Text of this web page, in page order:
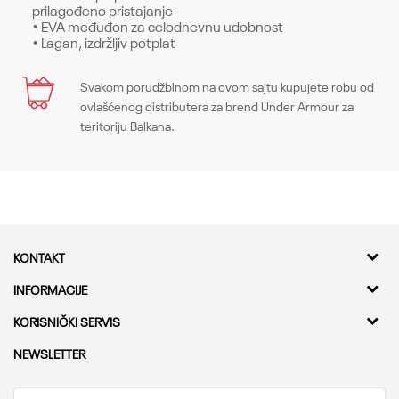
prilagođeno pristajanje
• EVA međuđon za celodnevnu udobnost
• Lagan, izdržljiv potplat
Karakteristika
Kategorija
CO
Ime/Nadimak
Svakom porudžbinom na ovom sajtu kupujete robu od
ovlašćenog distributera za brend Under Armour za
teritoriju Balkana.
KONTAKT
Kvantum Sport d.o.o.
Adresa
11000 Beograd
INFORMACIJE
O nama
Saradnja
KORISNIČKI SERVIS
Provera statusa pošiljke
NEWSLETTER